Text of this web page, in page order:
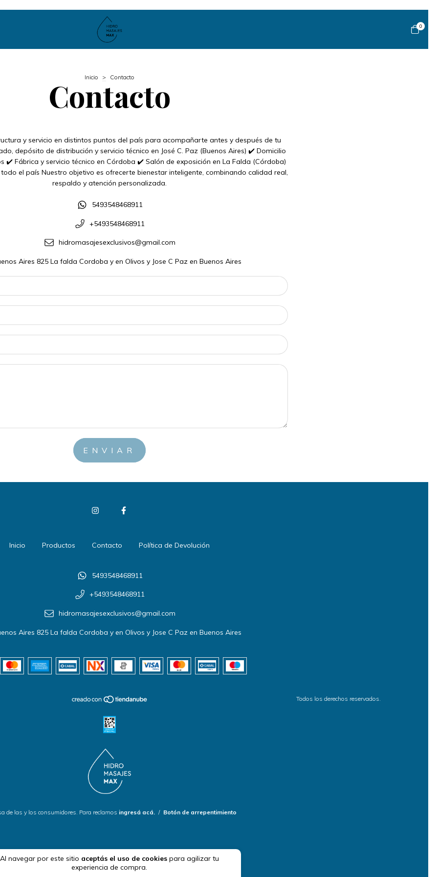
0
Al navegar por este sitio aceptás el uso de cookiespara agilizar tu
experiencia de compra.
Inicio > Contacto
Contacto
y servicio en distintos puntos del país para acompañarte antes y después de tu
depósito de distribución y servicio técnico en José C. Paz (Buenos Aires) ✔️ Domicilio
✔️ Fábrica y servicio técnico en Córdoba ✔️ Salón de exposición en La Falda (Córdoba)
el país Nuestro objetivo es ofrecerte bienestar inteligente, combinando calidad real,
respaldo y atención personalizada.
5493548468911
+5493548468911
hidromasajesexclusivos@gmail.com
Aires 825 La falda Cordoba y en Olivos y Jose C Paz en Buenos Aires
Inicio Productos Contacto Política de Devolución
5493548468911
+5493548468911
hidromasajesexclusivos@gmail.com
Aires 825 La falda Cordoba y en Olivos y Jose C Paz en Buenos Aires
Todos los derechos reservados.
de las y los consumidores. Para reclamos ingresá acá. / Botón de arrepentimiento